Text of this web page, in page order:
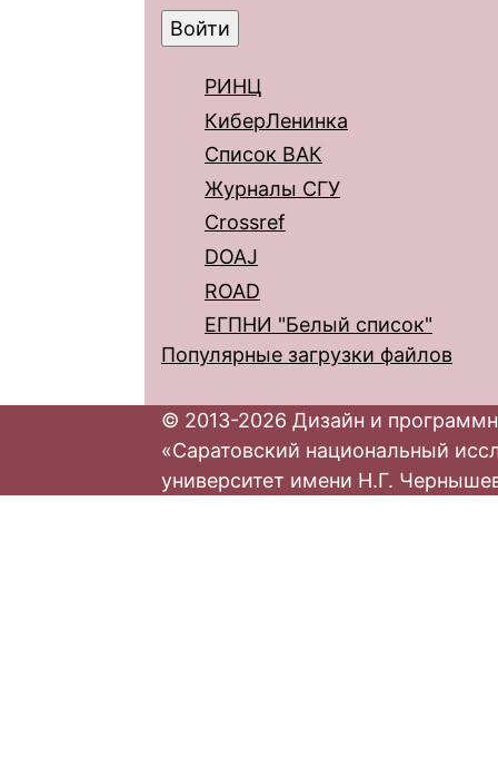
РИНЦ
КиберЛенинка
Список ВАК
Журналы СГУ
Crossref
DOAJ
ROAD
ЕГПНИ "Белый список"
Популярные загрузки файлов
© 2013-2026 Дизайн и
«Саратовский национальный
университет имени Н.Г.